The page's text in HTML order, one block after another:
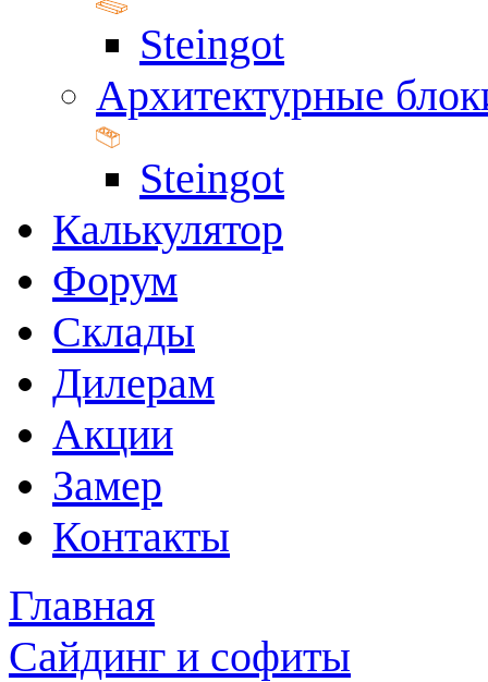
Steingot
Архитектурные
Steingot
Калькулятор
Форум
Склады
Дилерам
Акции
Замер
Контакты
Главная
Сайдинг и софиты